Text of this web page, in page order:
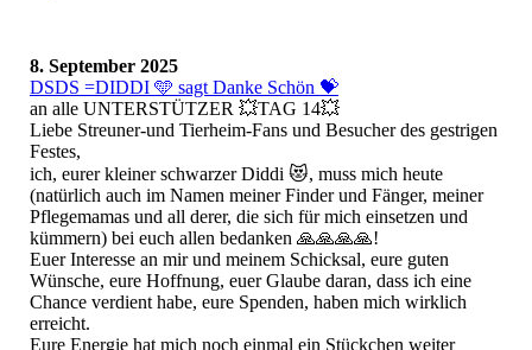
8. September 2025
DSDS =DIDDI 🩵 sagt Danke Schön 💝
an alle UNTERSTÜTZER 💥TAG 14💥
Liebe Streuner-und Tierheim-Fans und Besucher des gestrigen
Festes,
ich, eurer kleiner schwarzer Diddi 😻, muss mich heute
(natürlich auch im Namen meiner Finder und Fänger, meiner
Pflegemamas und all derer, die sich für mich einsetzen und
kümmern) bei euch allen bedanken 🙏🙏🙏🙏!
Euer Interesse an mir und meinem Schicksal, eure guten
Wünsche, eure Hoffnung, euer Glaube daran, dass ich eine
Chance verdient habe, eure Spenden, haben mich wirklich
erreicht.
Eure Energie hat mich noch einmal ein Stückchen weiter